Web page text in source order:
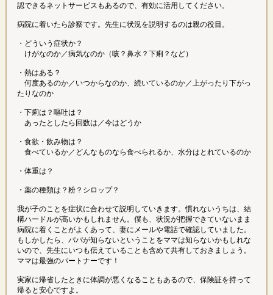
認できるネットサービスもあるので、有効に活用してください。
病院に着いたら診察です。先生に状況を説明するのは親の役目。
・どういう症状か？
けがなのか／病気なのか（咳？鼻水？下痢？など）
・熱はある？
何度あるのか／いつからなのか、続いているのか／上がったり下がっ
たりなのか
・下痢は？嘔吐は？
あったとしたら回数は／今はどうか
・食欲・飲み物は？
食べているか／どんなものなら食べられるか、水分はとれているのか
・体重は？
・薬の種類は？粉？シロップ？
我が子のことを症状に合わせて説明していきます。慣れないうちは、結
構ハードルが高いかもしれません。僕も、状況が把握できていないまま
病院に着くことがよくあって、妻にメールや電話で確認していました。
もしかしたら、パパが知らないということをママは知らないかもしれな
いので、先生にいつも伝えていることも含めて共有しておきましょう。
ママは最強のパートナーです！
実家に帰省したときに体調が悪くなることもあるので、保険証を持って
帰ると安心ですよ。